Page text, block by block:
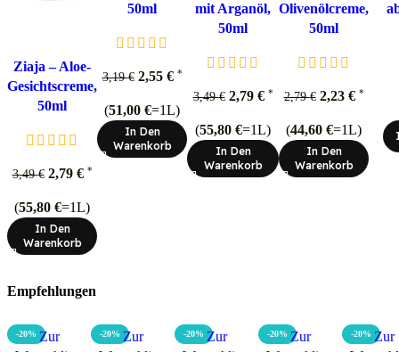
Ziaja – Aloe-
Gesichtscreme,
50ml
3,49€ 2,79 € *
(55,80 €=1L)
In Den
Warenkorb
50ml
3,19€ 2,55 € *
(51,00 €=1L)
In Den
Warenkorb
mit Arganöl,
50ml
3,49€ 2,79 € *
(55,80 €=1L)
In Den
Warenkorb
Olivenölcreme,
50ml
2,79€ 2,23 € *
(44,60 €=1L)
In Den
Warenkorb
Empfehlungen
-20% Zur
-20% Zur
-20% Zur
-20% Zur
-20% Zur